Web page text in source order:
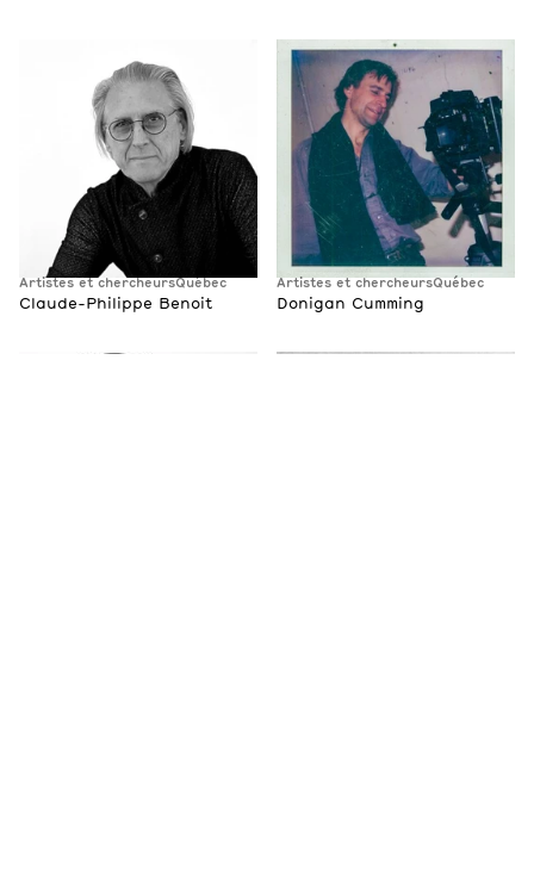
Artistes et chercheursQuébec
Claude-Philippe Benoit
Artistes et chercheursQuébec
Donigan Cumming